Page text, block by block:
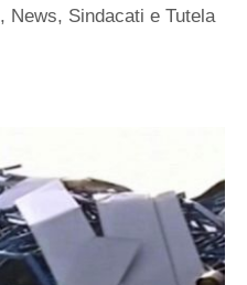
, News, Sindacati e Tutela